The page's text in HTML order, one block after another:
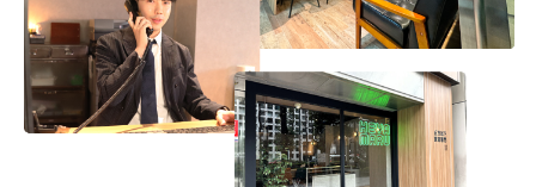
保険名/保険期間
-/2年
保証人代行